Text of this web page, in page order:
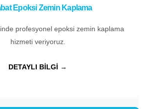
Epoksi Zemin Kaplama
profesyonel epoksi zemin kaplama
hizmeti veriyoruz.
DETAYLI BİLGİ →